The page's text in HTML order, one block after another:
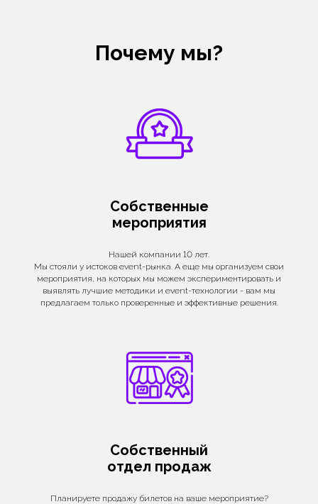
Почему мы?
Собственные
мероприятия
Нашей компании 10 лет.
Мы стояли у истоков event-рынка. А еще мы организуем свои
мероприятия, на которых мы можем экспериментировать и
выявлять лучшие методики и event-технологии - вам мы
предлагаем только проверенные и эффективные решения.
Собственный
отдел продаж
Планируете продажу билетов на ваше мероприятие?